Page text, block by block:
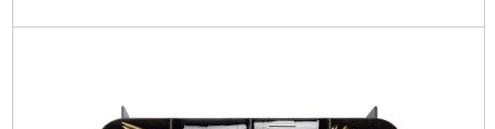
Подробнее...